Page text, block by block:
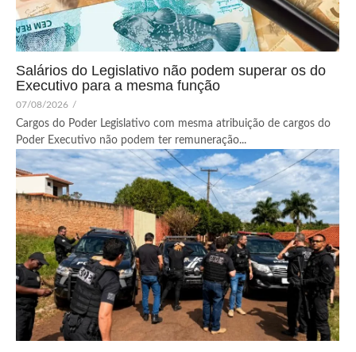
Salários do Legislativo não podem superar os do
Executivo para a mesma função
07/08/2026 /
Cargos do Poder Legislativo com mesma atribuição de cargos do
Poder Executivo não podem ter remuneração...